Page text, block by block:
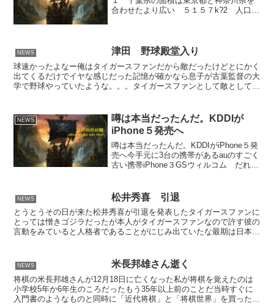
合わせたより広い ５１５７k?2 人口
ン（世界３位）５ 千...
NEWS 津田 野球殿堂入り
球速かったよなー俺はタイガースファンだから敵だったけどとにかく
出てくるだけでイヤな感じだった記憶が確かなら息子が古葉監督の大
学で野球やっていたような。。。タイガースファンとして敵として押
NEWS
噂は本当だったんだ。KDDIが
iPhone５発売へ
噂は本当だったんだ。KDDIがiPhone５発
売へ今手元に3台の携帯があるauのすごく
古い携帯iPhone３GSウィルコム だれと
機種変更の手紙は来るし最近はお願い
メ...
NEWS 松井秀喜 引退
とうとうその日が来た松井秀喜が引退を発表したタイガースファンに
とっては憎きゴジラだったが本人がタイガースファンなので許す彼の
言動をみていると人格者であることがにじみ出ていたな最期は日本プ
NEWS 米長邦雄さん逝く
将棋の米長邦雄さんが12月18日に亡くなった私が将棋を覚えたのは
小学校5年か6年生のころだったもう35年以上前のことだ当時すぐに
入門書のようなものと同時に「近代将棋」と「将棋世界」を買った棋